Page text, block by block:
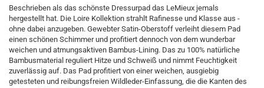
Beschrieben als das schönste Dressurpad das LeMieux jemals
hergestellt hat. Die Loire Kollektion strahlt Rafinesse und Klasse aus -
ohne dabei anzugeben. Gewebter Satin-Oberstoff verleiht diesem Pad
einen schönen Schimmer und profitiert dennoch von dem wunderbar
weichen und atmungsaktiven Bambus-Lining. Das zu 100% natürliche
Bambusmaterial reguliert Hitze und Schweiß und nimmt Feuchtigkeit
zuverlässig auf. Das Pad profitiert von einer weichen, ausgiebig
getesteten und reibungsfreien Wildleder-Einfassung, die die Kanten des